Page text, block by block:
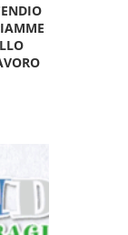
Ci
LA PAURA DEL